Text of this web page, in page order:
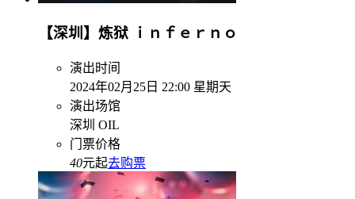
【深圳】炼狱 ｉｎｆｅｒｎｏ
演出时间
2024年02月25日 22:00 星期天
演出场馆
深圳 OIL
门票价格
40元起去购票